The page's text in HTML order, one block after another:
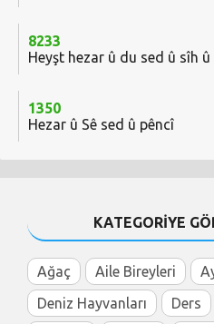
8233
Heyşt hezar û du sed û sîh û
1350
Hezar û Sê sed û pêncî
KATEGORİYE
Ağaç Aile Bireyleri
Deniz Hayvanları
Ders